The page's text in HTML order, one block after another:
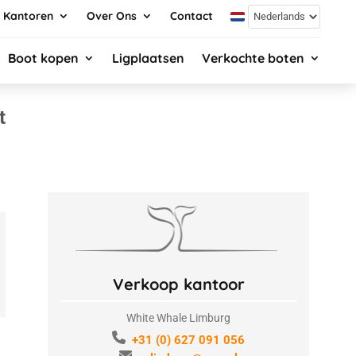
Kantoren Over Ons Contact
Boot kopen Ligplaatsen Verkochte boten
Verkoop kantoor
White Whale Limburg
+31 (0) 627 091 056